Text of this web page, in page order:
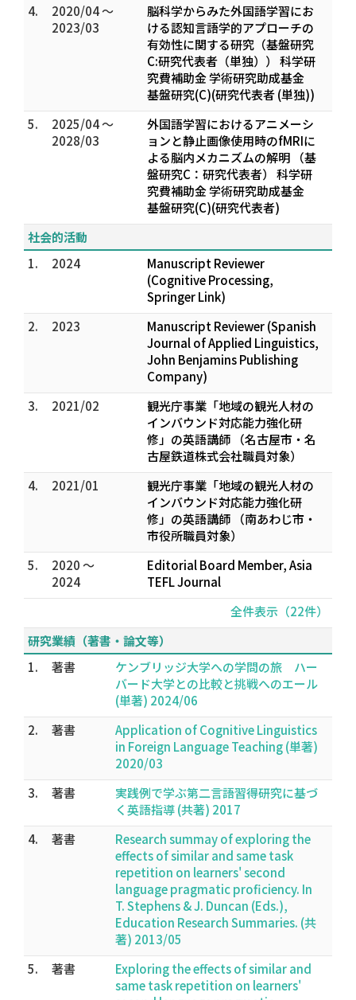
4.
2020/04 ～
2023/03
脳科学からみた外国語学習にお
ける認知言語学的アプローチの
有効性に関する研究（基盤研究
C:研究代表者（単独）） 科学研
究費補助金 学術研究助成基金
基盤研究(C)(研究代表者 (単独))
5.
2025/04 ～
2028/03
外国語学習におけるアニメーシ
ョンと静止画像使用時のfMRIに
よる脳内メカニズムの解明 （基
盤研究C：研究代表者） 科学研
究費補助金 学術研究助成基金
基盤研究(C)(研究代表者)
社会的活動
1.
2024
Manuscript Reviewer
(Cognitive Processing,
Springer Link)
2.
2023
Manuscript Reviewer (Spanish
Journal of Applied Linguistics,
John Benjamins Publishing
Company)
3.
2021/02
観光庁事業「地域の観光人材の
インバウンド対応能力強化研
修」の英語講師 （名古屋市・名
古屋鉄道株式会社職員対象）
4.
2021/01
観光庁事業「地域の観光人材の
インバウンド対応能力強化研
修」の英語講師 （南あわじ市・
市役所職員対象）
5.
2020 ～
2024
Editorial Board Member, Asia
TEFL Journal
全件表示（22件）
研究業績（著書・論文等）
1.
著書
ケンブリッジ大学への学問の旅 ハー
バード大学との比較と挑戦へのエール
(単著) 2024/06
2.
著書
Application of Cognitive Linguistics
in Foreign Language Teaching (単著)
2020/03
3.
著書
実践例で学ぶ第二言語習得研究に基づ
く英語指導 (共著) 2017
4.
著書
Research summay of exploring the
effects of similar and same task
repetition on learners' second
language pragmatic proficiency. In
T. Stephens & J. Duncan (Eds.),
Education Research Summaries. (共
著) 2013/05
5.
著書
Exploring the effects of similar and
same task repetition on learners'